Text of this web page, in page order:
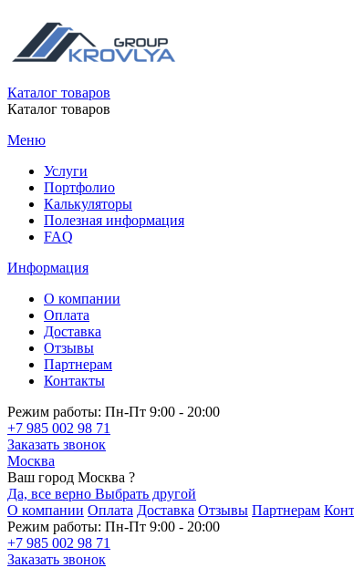
Каталог товаров
Каталог товаров
Меню
Услуги
Портфолио
Калькуляторы
Полезная информация
FAQ
Информация
О компании
Оплата
Доставка
Отзывы
Партнерам
Контакты
Режим работы: Пн-Пт 9:00 - 20:00
+7 985 002 98 71
Заказать звонок
Москва
Ваш город Москва ?
Да, все верно Выбрать другой
О компании Оплата Доставка Отзывы Партнерам
Режим работы: Пн-Пт 9:00 - 20:00
+7 985 002 98 71
Заказать звонок